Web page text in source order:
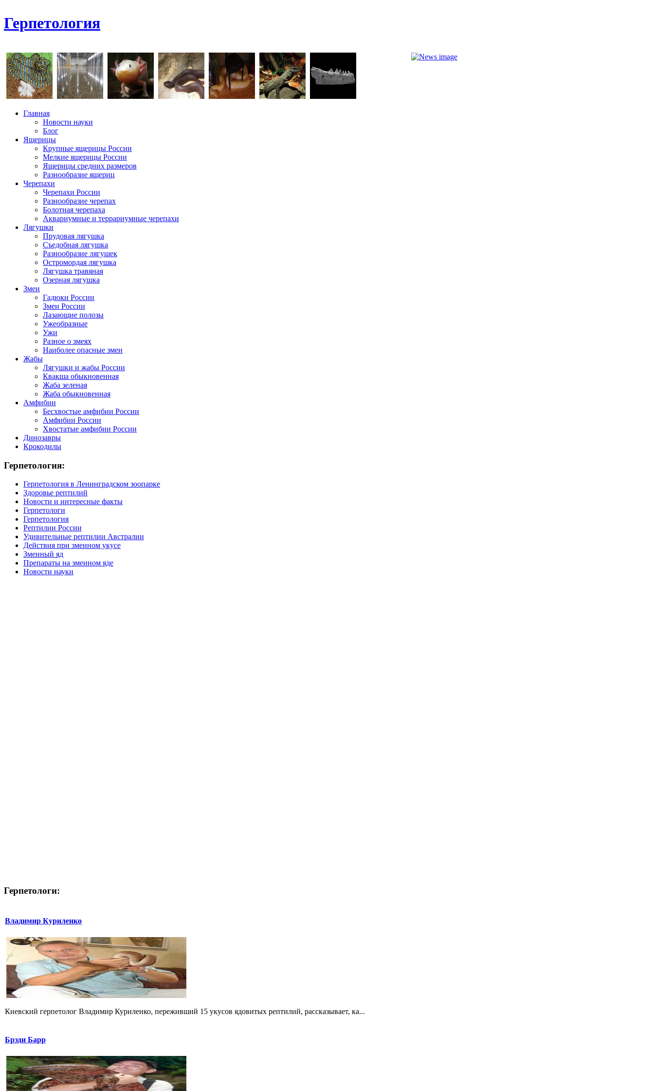
Герпетология
Главная
Новости науки
Блог
Ящерицы
Крупные ящерицы России
Мелкие ящерицы России
Ящерицы средних размеров
Разнообразие ящериц
Черепахи
Черепахи России
Разнообразие черепах
Болотная черепаха
Аквариумные и террариумные черепахи
Лягушки
Прудовая лягушка
Съедобная лягушка
Разнообразие лягушек
Остромордая лягушка
Лягушка травяная
Озерная лягушка
Змеи
Гадюки России
Змеи России
Лазающие полозы
Ужеобразные
Ужи
Разное о змеях
Наиболее опасные змеи
Жабы
Лягушки и жабы России
Квакша обыкновенная
Жаба зеленая
Жаба обыкновенная
Амфибии
Бесхвостые амфибии России
Амфибии России
Хвостатые амфибии России
Динозавры
Крокодилы
Герпетология:
Герпетология в Ленинградском зоопарке
Здоровье рептилий
Новости и интересные факты
Герпетологи
Герпетология
Рептилии России
Удивительные рептилии Австралии
Действия при змеином укусе
Змеиный яд
Препараты на змеином яде
Новости науки
Герпетологи:
Владимир Куриленко
Киевский герпетолог Владимир Куриленко, переживший 15 укусов ядовитых рептилий, рассказывает, ка...
Брэди Барр